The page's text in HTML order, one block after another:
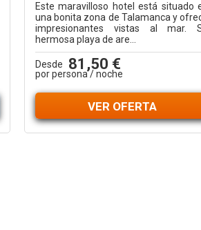
Este maravilloso hotel está situado
una bonita zona de Talamanca y
impresionantes vistas al mar.
hermosa playa de are...
Desde 81,50 €
por persona / noche
VER OFERTA